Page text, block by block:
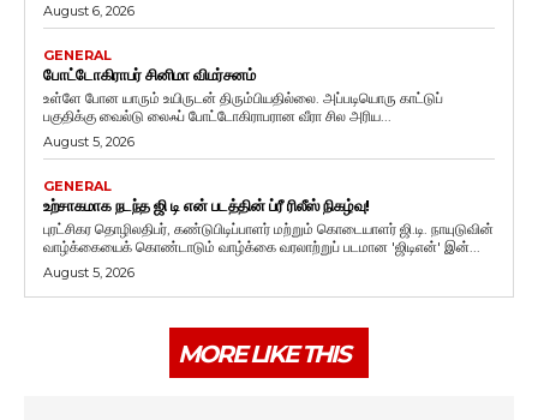
August 6, 2026
GENERAL
போட்டோகிராபர் சினிமா விமர்சனம்
உள்ளே போன யாரும் உயிருடன் திரும்பியதில்லை. அப்படியொரு காட்டுப்
பகுதிக்கு வைல்டு லைஃப் போட்டோகிராபரான வீரா சில அரிய...
August 5, 2026
GENERAL
உற்சாகமாக நடந்த ஜி டி என் படத்தின் ப்ரீ ரிலீஸ் நிகழ்வு!
புரட்சிகர தொழிலதிபர், கண்டுபிடிப்பாளர் மற்றும் கொடையாளர் ஜி.டி. நாயுடுவின்
வாழ்க்கையைக் கொண்டாடும் வாழ்க்கை வரலாற்றுப் படமான 'ஜிடிஎன்' இன்...
August 5, 2026
MORE LIKE THIS